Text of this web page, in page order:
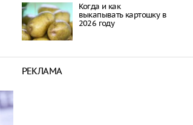
Когда и как
выкапывать картошку в
2026 году
РЕКЛАМА